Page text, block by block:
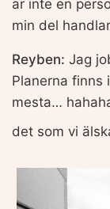
är inte en
min del
Reyben: Jag
Planerna finns
mesta…
det som vi